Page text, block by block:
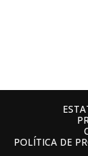
POLÍTICA DE